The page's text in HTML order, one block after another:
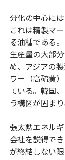
分化の中心に
これは精製マ
る油種である
生産量の大部
め、アジアの
ワー（高硫黄
ている。韓国
う構図が固ま
張太勲エネル
会社を説得で
が終結しない